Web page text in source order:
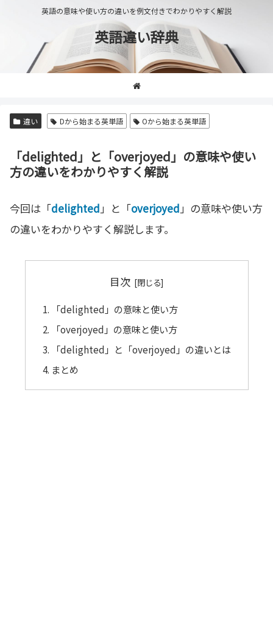
英語の意味や使い方の違いを例文付きでわかりやすく解説
英語違い辞典
違い Dから始まる英単語 Oから始まる英単語
「delighted」と「overjoyed」の意味や使い
方の違いをわかりやすく解説
今回は「delighted」と「overjoyed」の意味や使い方
の違いをわかりやすく解説します。
目次
「delighted」の意味と使い方
「overjoyed」の意味と使い方
「delighted」と「overjoyed」の違いとは
まとめ